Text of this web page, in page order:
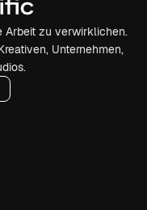
Arbeit zu verwirklichen.
Unternehmen,